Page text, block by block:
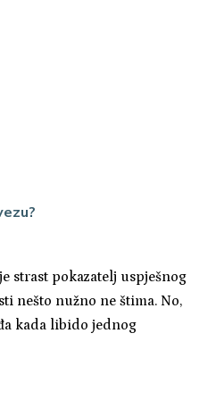
strast pokazatelj uspješnog
nešto nužno ne štima. No,
kada libido jednog